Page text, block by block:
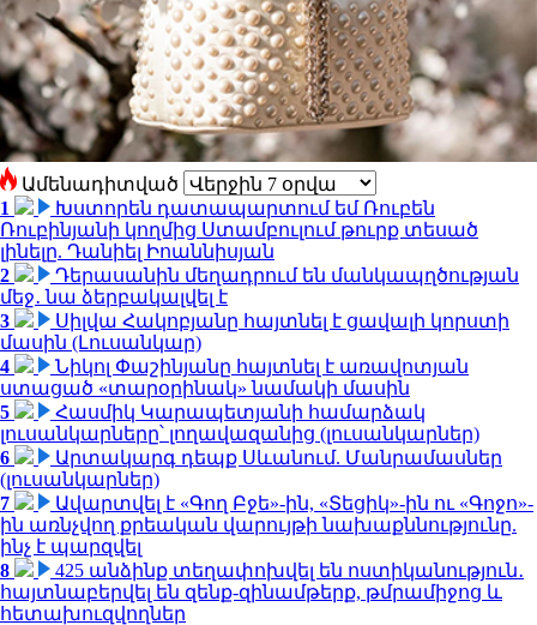
Ամենադիտված
1
Խստորեն դատապարտում եմ Ռուբեն
Ռուբինյանի կողմից Ստամբուլում թուրք տեսած
լինելը. Դանիել Իոաննիսյան
2
Դերասանին մեղադրում են մանկապղծության
մեջ․ նա ձերբակալվել է
3
Սիլվա Հակոբյանը հայտնել է ցավալի կորստի
մասին (Լուսանկար)
4
Նիկոլ Փաշինյանը հայտնել է առավոտյան
ստացած «տարօրինակ» նամակի մասին
5
Հասմիկ Կարապետյանի համարձակ
լուսանկարները՝ լողավազանից (լուսանկարներ)
6
Արտակարգ դեպք Սևանում. Մանրամասներ
(լուսանկարներ)
7
Ավարտվել է «Գող Բջե»-ին, «Տեցիկ»-ին ու «Գոջո»-
ին առնչվող քրեական վարույթի նախաքննությունը.
ինչ է պարզվել
8
425 անձինք տեղափոխվել են ոստիկանություն․
հայտնաբերվել են զենք-զինամթերք, թմրամիջոց և
հետախուզվողներ